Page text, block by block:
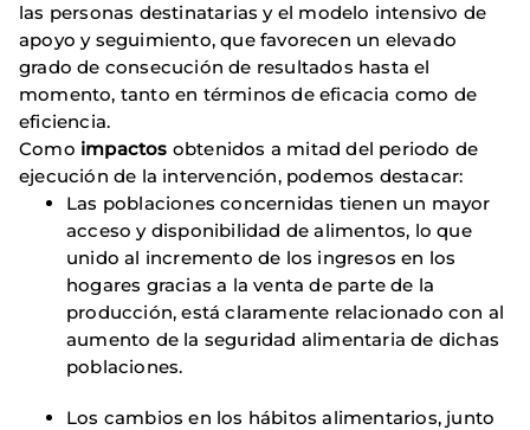
las personas destinatarias y el modelo intensivo de
apoyo y seguimiento, que favorecen un elevado
grado de consecución de resultados hasta el
momento, tanto en términos de eficacia como de
eficiencia.
Como impactos obtenidos a mitad del periodo de
ejecución de la intervención, podemos destacar:
Las poblaciones concernidas tienen un mayor
acceso y disponibilidad de alimentos, lo que
unido al incremento de los ingresos en los
hogares gracias a la venta de parte de la
producción, está claramente relacionado con al
aumento de la seguridad alimentaria de dichas
poblaciones.
Los cambios en los hábitos alimentarios, junto